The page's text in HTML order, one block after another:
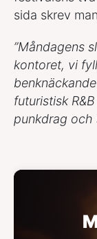
sida skrev
”Måndagens
kontoret, vi
futuristisk
punkdrag och